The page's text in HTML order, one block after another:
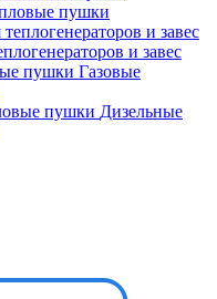
пушки
и завес
Газовые
Дизельные